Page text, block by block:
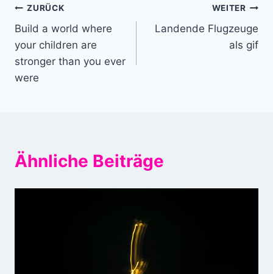
Beitragsnavigation
ZURÜCK
Build a world where
your children are
stronger than you ever
were
WEITER
Landende Flugzeuge
als gif
Ähnliche Beiträge